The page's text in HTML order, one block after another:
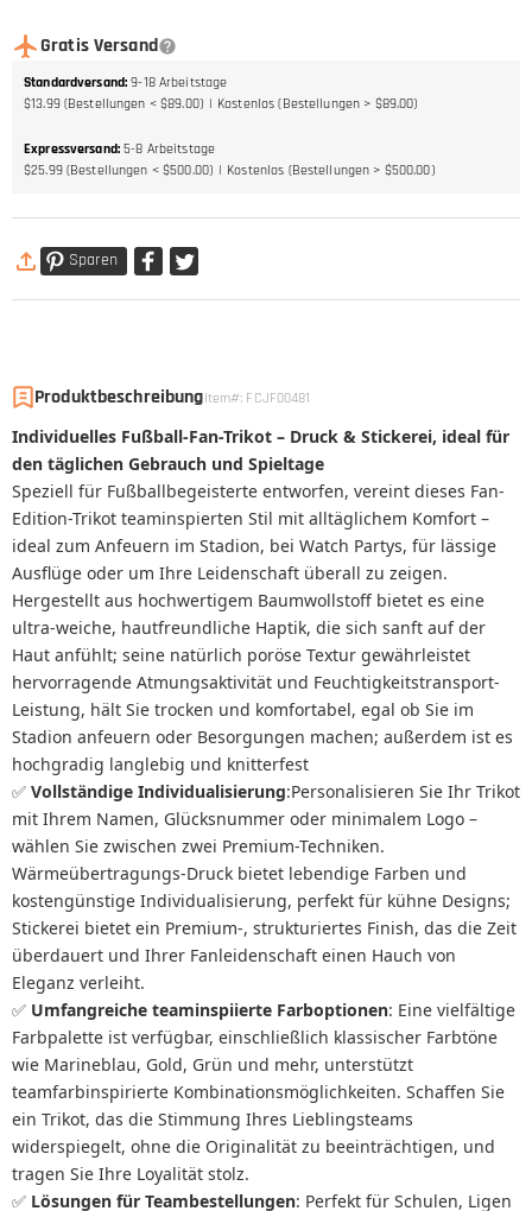
Gratis Versand
Standardversand: 9-18 Arbeitstage
$13.99 (Bestellungen < $89.00)
Kostenlos (Bestellungen > $89.00)
Expressversand: 5-8 Arbeitstage
$25.99 (Bestellungen < $500.00)
Kostenlos (Bestellungen > $500.00)
Sparen
ProduktbeschreibungItem#: FCJF00481
Individuelles Fußball-Fan-Trikot – Druck & Stickerei, ideal für
den täglichen Gebrauch und Spieltage
Speziell für Fußballbegeisterte entworfen, vereint dieses Fan-
Edition-Trikot teaminspierten Stil mit alltäglichem Komfort –
ideal zum Anfeuern im Stadion, bei Watch Partys, für lässige
Ausflüge oder um Ihre Leidenschaft überall zu zeigen.
Hergestellt aus hochwertigem Baumwollstoff bietet es eine
ultra-weiche, hautfreundliche Haptik, die sich sanft auf der
Haut anfühlt; seine natürlich poröse Textur gewährleistet
hervorragende Atmungsaktivität und Feuchtigkeitstransport-
Leistung, hält Sie trocken und komfortabel, egal ob Sie im
Stadion anfeuern oder Besorgungen machen; außerdem ist es
hochgradig langlebig und knitterfest
✅ Vollständige Individualisierung:Personalisieren Sie Ihr Trikot
mit Ihrem Namen, Glücksnummer oder minimalem Logo –
wählen Sie zwischen zwei Premium-Techniken.
Wärmeübertragungs-Druck bietet lebendige Farben und
kostengünstige Individualisierung, perfekt für kühne Designs;
Stickerei bietet ein Premium-, strukturiertes Finish, das die Zeit
überdauert und Ihrer Fanleidenschaft einen Hauch von
Eleganz verleiht.
✅ Umfangreiche teaminspiierte Farboptionen: Eine vielfältige
Farbpalette ist verfügbar, einschließlich klassischer Farbtöne
wie Marineblau, Gold, Grün und mehr, unterstützt
teamfarbinspirierte Kombinationsmöglichkeiten. Schaffen Sie
ein Trikot, das die Stimmung Ihres Lieblingsteams
widerspiegelt, ohne die Originalität zu beeinträchtigen, und
tragen Sie Ihre Loyalität stolz.
✅ Lösungen für Teambestellungen: Perfekt für Schulen, Ligen